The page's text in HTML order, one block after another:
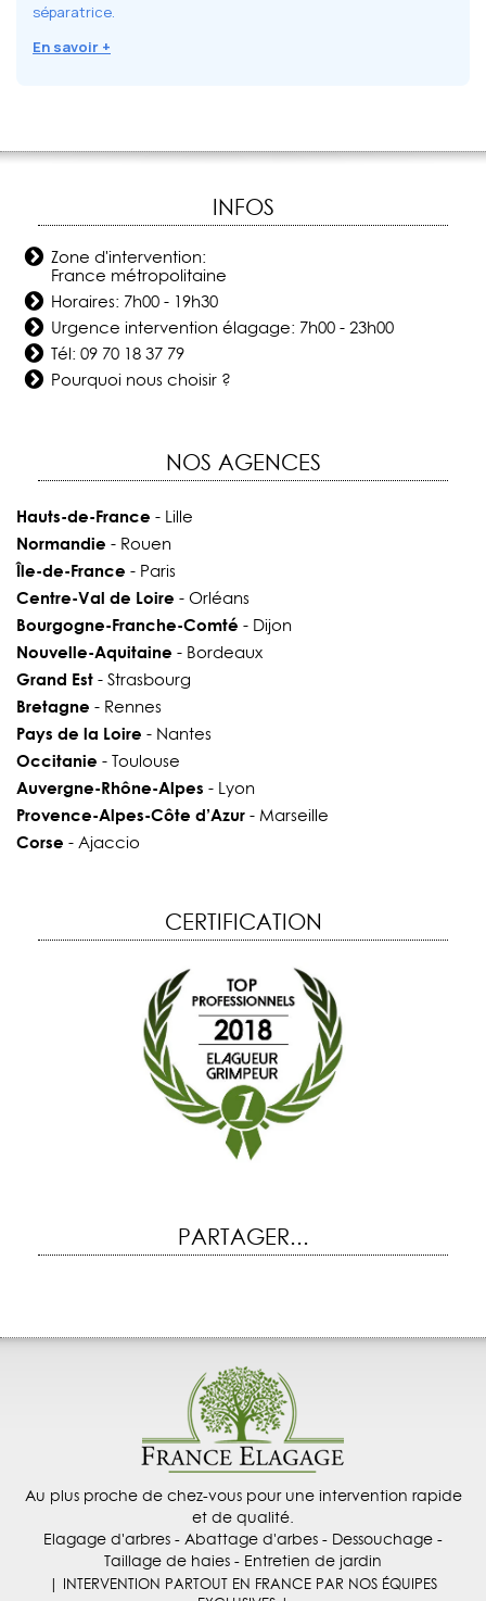
séparatrice.
En savoir +
INFOS
Zone d'intervention:
France métropolitaine
Horaires: 7h00 - 19h30
Urgence intervention élagage: 7h00 - 23h00
Tél:09 70 18 37 79
Pourquoi nous choisir ?
NOS AGENCES
Hauts-de-France - Lille
Normandie - Rouen
Île-de-France - Paris
Centre-Val de Loire - Orléans
Bourgogne-Franche-Comté - Dijon
Nouvelle-Aquitaine - Bordeaux
Grand Est- Strasbourg
Bretagne - Rennes
Pays de la Loire - Nantes
Occitanie - Toulouse
Auvergne-Rhône-Alpes - Lyon
Provence-Alpes-Côte d’Azur- Marseille
Corse - Ajaccio
CERTIFICATION
PARTAGER...
Au plus proche de chez-vous pour une intervention rapide
et de qualité.
Elagage d'arbres - Abattage d'arbes - Dessouchage -
Taillage de haies - Entretien de jardin
| INTERVENTION PARTOUT EN FRANCE PAR NOS ÉQUIPES